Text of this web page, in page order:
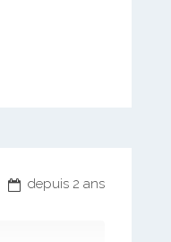
depuis 2 ans